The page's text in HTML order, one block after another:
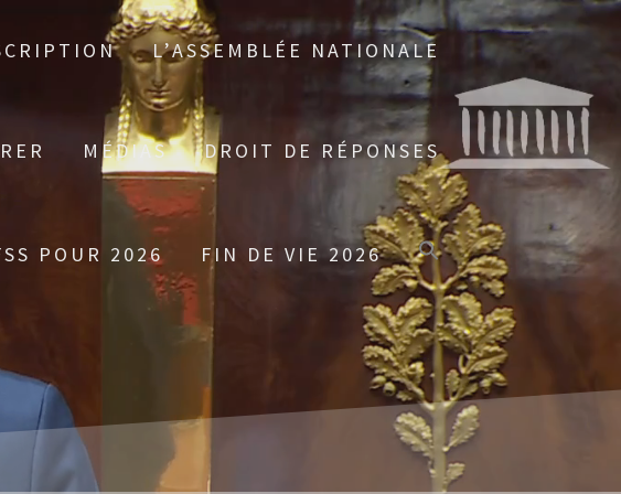
L’ASSEMBLÉE NATIONALE
MÉDIAS DROIT DE RÉPONSES
POUR 2026 FIN DE VIE 2026